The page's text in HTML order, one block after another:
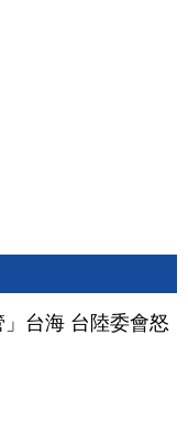
台海 台陸委會怒